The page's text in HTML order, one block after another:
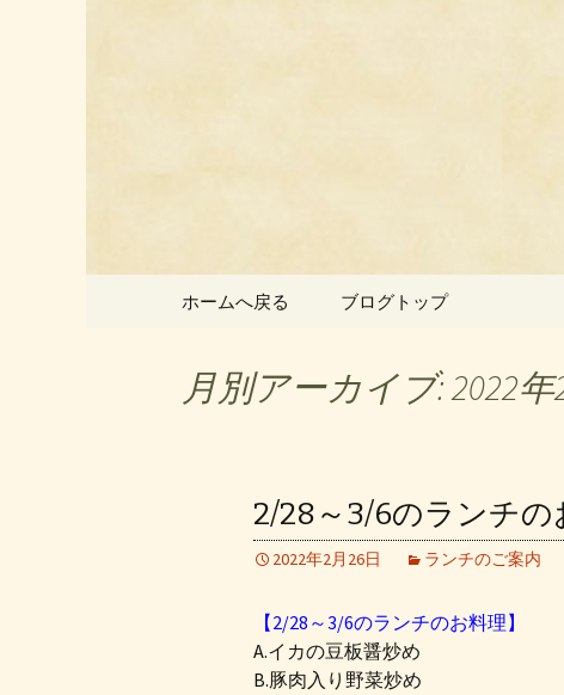
静岡県御
ン」のお
コンテンツへ移動
ホームへ戻る ブログトップ
月別アーカイブ: 2022年
2/28～3/6のランチの
2022年2月26日 ランチのご案内
【2/28～3/6のランチのお料理】
A.イカの豆板醤炒め
B.豚肉入り野菜炒め